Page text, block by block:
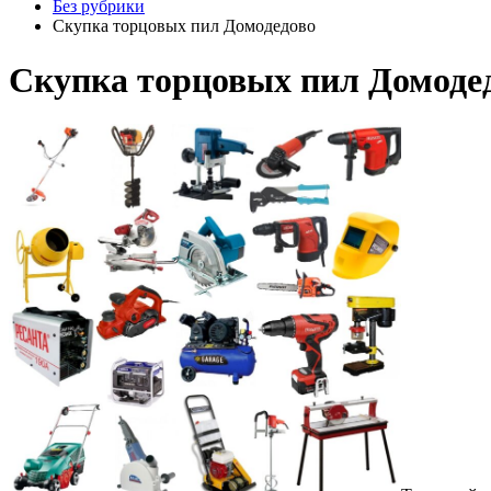
Без рубрики
Скупка торцовых пил Домодедово
Скупка торцовых пил